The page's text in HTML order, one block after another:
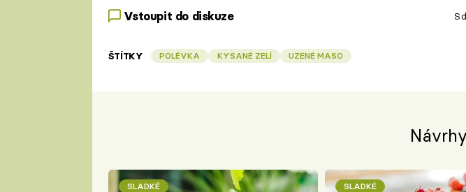
Vstoupit do diskuze
ŠTÍTKY POLÉVKA KYSANÉ ZELÍ UZENÉ MASO
SLADKÉ SLADKÉ